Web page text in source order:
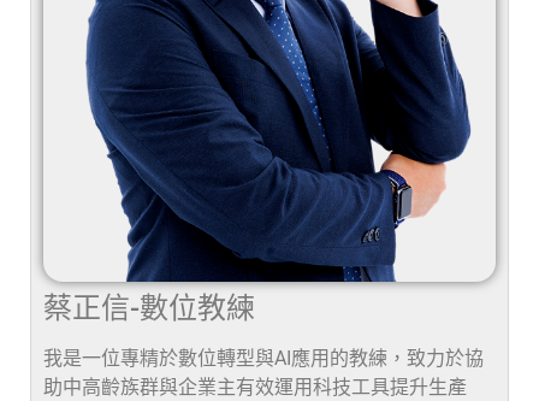
蔡正信-數位教練
我是一位專精於數位轉型與AI應用的教練，致力於協
助中高齡族群與企業主有效運用科技工具提升生產